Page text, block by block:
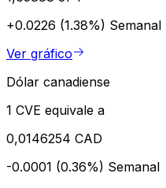
+0.0226 (1.38%) Semanal
Ver gráfico
Dólar canadiense
1 CVE equivale a
0,0146254 CAD
-0.0001 (0.36%) Semanal